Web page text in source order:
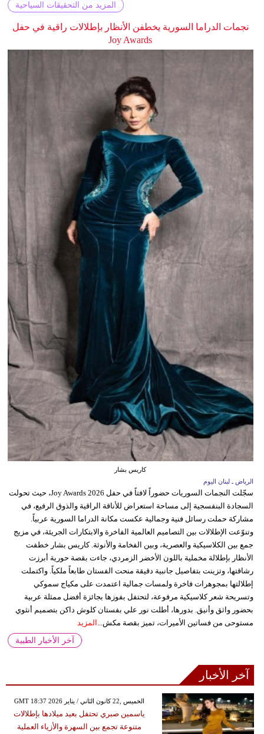
المزيد من التحقيقات السياحية
نجمات الدراما السورية يخطفن الأنظار بإطلالات راقية في حفل
Joy Awards
كاريس بشار
الرياض ـ لبنان اليوم
سجّلت النجمات السوريات حضوراً لافتاً في حفل Joy Awards 2026، حيث تحولت
السجادة البنفسجية إلى مساحة استعراض للأناقة الراقية والذوق الرفيع، في
مشاركة حملت رسائل فنية وجمالية عكست مكانة الدراما السورية عربياً.
وتنوّعت الإطلالات بين التصاميم العالمية الفاخرة والابتكارات الجريئة، في مزيج
جمع بين الكلاسيكية والعصرية، وبين الفخامة والأنوثة. كاريس بشار خطفت
الأنظار بإطلالة مخملية باللون الأخضر الزمردي، جاءت بقصة حورية أبرزت
رشاقتها، وتزينت بتفاصيل جانبية دقيقة منحت الفستان طابعاً ملكياً. واكتملت
إطلالتها بمجوهرات فاخرة ولمسات جمالية اعتمدت على مكياج سموكي
وتسريحة شعر كلاسيكية مرفوعة، لتحتفل بفوزها بجائزة أفضل ممثلة عربية
بحضور واثق وأنيق. بدورها، أطلت نور علي بفستان كلوش داكن بتصميم أنثوي
مستوحى من فساتين الأميرات، تميز بقصة مكش... المزيد
آخر الأخبار الطبية
آخر الأخبار
GMT 18:37 2026 الخميس ,22 كانون الثاني / يناير
ياسمين صبري تحتفل بعيد ميلادها بإطلالات
متنوعة تجمع بين السهرة والأزياء العملية